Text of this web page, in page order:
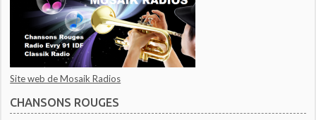
Site web de Mosaik Radios
CHANSONS ROUGES